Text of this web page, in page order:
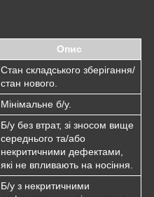
Опис
Стан складського зберігання/
стан нового.
Мінімальне б/у.
Б/у без втрат, зі зносом вище
середнього та/або
некритичними дефектами,
які не впливають на носіння.
Б/у з некритичними